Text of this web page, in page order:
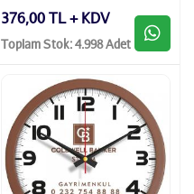
376,00 TL + KDV
Toplam Stok: 4.998 Adet